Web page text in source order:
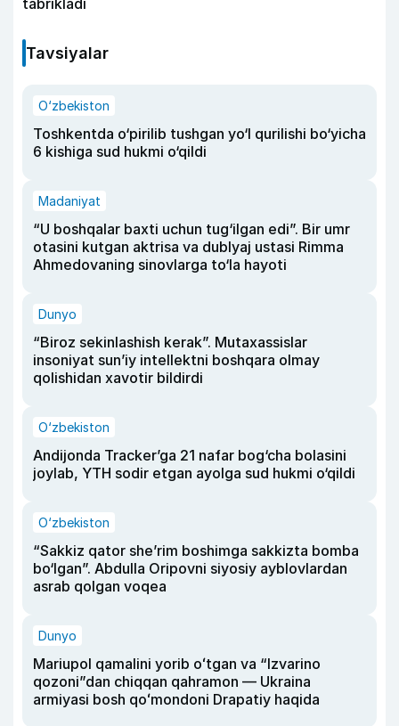
tabrikladi
Tavsiyalar
O‘zbekiston
Toshkentda o‘pirilib tushgan yo‘l qurilishi bo‘yicha
6 kishiga sud hukmi o‘qildi
Madaniyat
“U boshqalar baxti uchun tug‘ilgan edi”. Bir umr
otasini kutgan aktrisa va dublyaj ustasi Rimma
Ahmedovaning sinovlarga to‘la hayoti
Dunyo
“Biroz sekinlashish kerak”. Mutaxassislar
insoniyat sun’iy intellektni boshqara olmay
qolishidan xavotir bildirdi
O‘zbekiston
Andijonda Tracker’ga 21 nafar bog‘cha bolasini
joylab, YTH sodir etgan ayolga sud hukmi o‘qildi
O‘zbekiston
“Sakkiz qator she’rim boshimga sakkizta bomba
bo‘lgan”. Abdulla Oripovni siyosiy ayblovlardan
asrab qolgan voqea
Dunyo
Mariupol qamalini yorib oʻtgan va “Izvarino
qozoni”dan chiqqan qahramon — Ukraina
armiyasi bosh qoʻmondoni Drapatiy haqida